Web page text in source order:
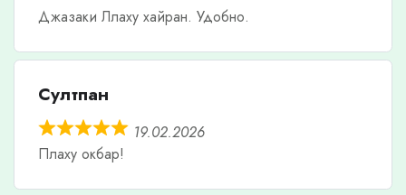
Джазаки Ллаху хайран. Удобно.
Султпан
19.02.2026
Плаху окбар!